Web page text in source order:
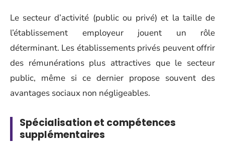
Le secteur d’activité (public ou privé) et la taille de
l’établissement employeur jouent un rôle
déterminant. Les établissements privés peuvent offrir
des rémunérations plus attractives que le secteur
public, même si ce dernier propose souvent des
avantages sociaux non négligeables.
Spécialisation et compétences
supplémentaires